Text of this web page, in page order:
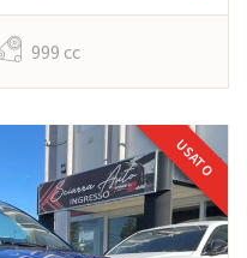
999 cc
USATO